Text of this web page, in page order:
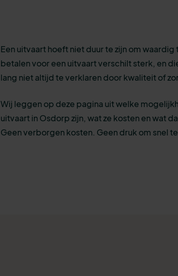
Een uitvaart hoeft niet duur te zijn om waardig
betalen voor een uitvaart verschilt sterk, en
lang niet altijd te verklaren door kwaliteit of
Wij leggen op deze pagina uit welke
uitvaart in Osdorp zijn, wat ze kosten en wat
Geen verborgen kosten. Geen druk om snel